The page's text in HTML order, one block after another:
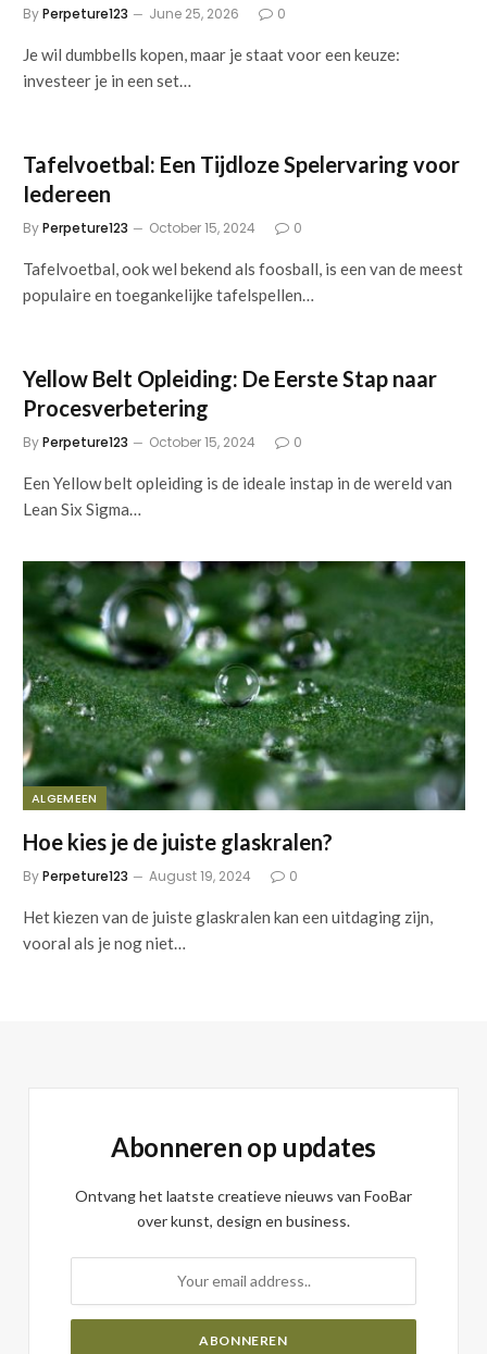
ByPerpeture123 June 25, 2026 0
Je wil dumbbells kopen, maar je staat voor een keuze:
investeer je in een set…
Tafelvoetbal: Een Tijdloze Spelervaring voor
Iedereen
ByPerpeture123 October 15, 2024 0
Tafelvoetbal, ook wel bekend als foosball, is een van de meest
populaire en toegankelijke tafelspellen…
Yellow Belt Opleiding: De Eerste Stap naar
Procesverbetering
ByPerpeture123 October 15, 2024 0
Een Yellow belt opleiding is de ideale instap in de wereld van
Lean Six Sigma…
ALGEMEEN
Hoe kies je de juiste glaskralen?
ByPerpeture123 August 19, 2024 0
Het kiezen van de juiste glaskralen kan een uitdaging zijn,
vooral als je nog niet…
Abonneren op updates
Ontvang het laatste creatieve nieuws van FooBar
over kunst, design en business.